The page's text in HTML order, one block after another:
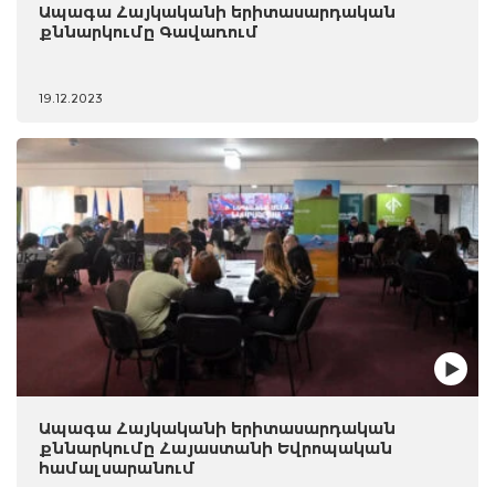
Ապագա Հայկականի երիտասարդական
քննարկումը Գավառում
19.12.2023
Ապագա Հայկականի երիտասարդական
քննարկումը Հայաստանի Եվրոպական
համալսարանում